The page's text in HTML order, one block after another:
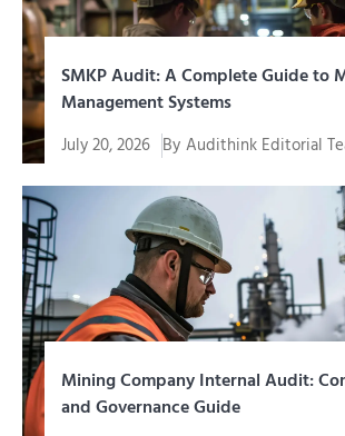
SMKP Audit: A Complete Guide to
Management Systems
July 20, 2026 By Audithink Editorial
SMKP audit is a systematic evaluation
assess the extent to which...
Mining Company Internal Audit:
and Governance Guide